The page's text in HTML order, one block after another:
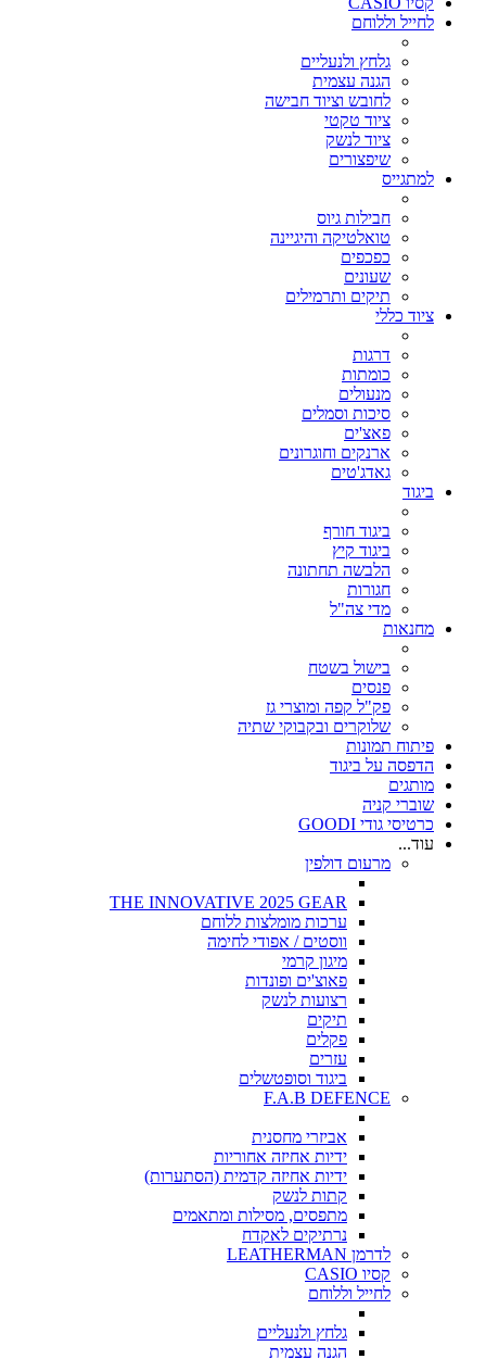
לחייל וללוחם
גלחץ ולנעליים
הגנה עצמית
לחובש וציוד חבישה
ציוד טקטי
ציוד לנשק
שיפצורים
למתגייס
חבילות גיוס
טואלטיקה והיגיינה
כפכפים
שעונים
תיקים ותרמילים
ציוד כללי
דרגות
כומתות
מנעולים
סיכות וסמלים
פאצ'ים
ארנקים וחוגרונים
גאדג'טים
ביגוד
ביגוד חורף
ביגוד קיץ
הלבשה תחתונה
חגורות
מדי צה"ל
מחנאות
בישול בשטח
פנסים
פק"ל קפה ומוצרי גז
שלוקרים ובקבוקי שתיה
פיתוח תמונות
הדפסה על ביגוד
מותגים
שוברי קניה
כרטיסי גודי GOODI
עוד...
מרעום דולפין
THE INNOVATIVE 2025 GEAR
ערכות מומלצות ללוחם
ווסטים / אפודי לחימה
מיגון קרמי
פאוצ'ים ופונדות
רצועות לנשק
תיקים
פקלים
עזרים
ביגוד וסופטשלים
F.A.B DEFENCE
אביזרי מחסנית
ידיות אחיזה אחוריות
ידיות אחיזה קדמית (הסתערות)
קתות לנשק
מתפסים, מסילות ומתאמים
נרתיקים לאקדח
לדרמן LEATHERMAN
קסיו CASIO
לחייל וללוחם
גלחץ ולנעליים
הגנה עצמית